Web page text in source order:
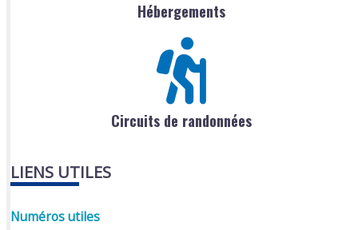
Hébergements
Circuits de randonnées
LIENS UTILES
Numéros utiles